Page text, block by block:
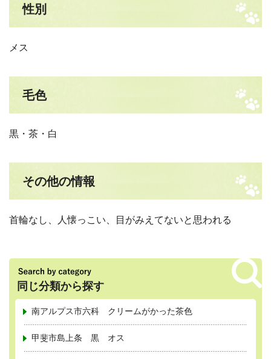
性別
メス
毛色
黒・茶・白
その他の情報
首輪なし、人懐っこい、目がみえてないと思われる
同じ分類から探す
南アルプス市六科 クリームがかった茶色
甲斐市島上条 黒 オス